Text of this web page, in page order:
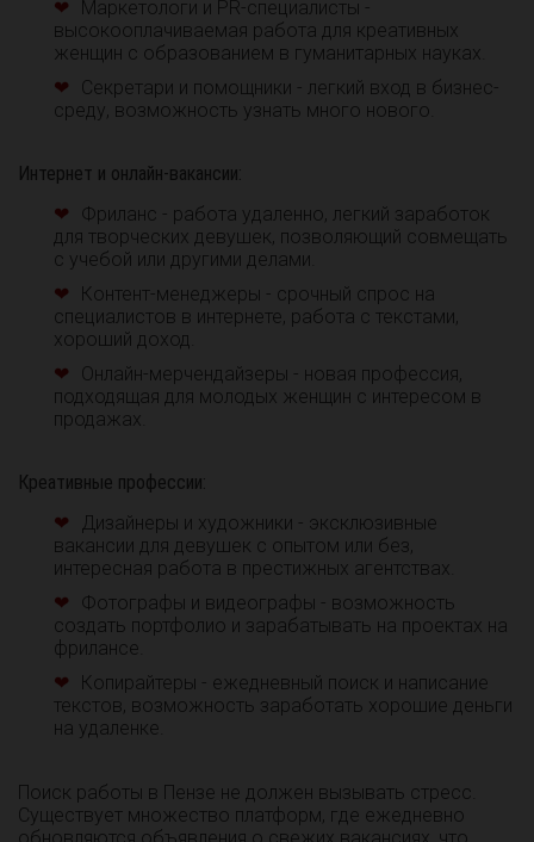
Маркетологи и PR-специалисты -
высокооплачиваемая работа для креативных
женщин с образованием в гуманитарных науках.
Секретари и помощники - легкий вход в бизнес-
среду, возможность узнать много нового.
Интернет и онлайн-вакансии:
Фриланс - работа удаленно, легкий заработок
для творческих девушек, позволяющий совмещать
с учебой или другими делами.
Контент-менеджеры - срочный спрос на
специалистов в интернете, работа с текстами,
хороший доход.
Онлайн-мерчендайзеры - новая профессия,
подходящая для молодых женщин с интересом в
продажах.
Креативные профессии:
Дизайнеры и художники - эксклюзивные
вакансии для девушек с опытом или без,
интересная работа в престижных агентствах.
Фотографы и видеографы - возможность
создать портфолио и зарабатывать на проектах на
фрилансе.
Копирайтеры - ежедневный поиск и написание
текстов, возможность заработать хорошие деньги
на удаленке.
Поиск работы в Пензе не должен вызывать стресс.
Существует множество платформ, где ежедневно